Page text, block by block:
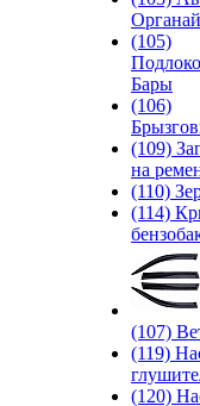
(105)
Бары
(106)
(109)
на
(110)
(114)
(107)
(119)
(120)